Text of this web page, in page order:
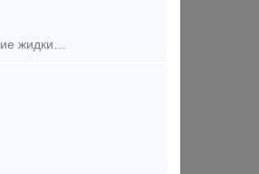
Предлагаем Вам Железнодорожные цистерны Область применения в различных сферах: - хранение жидких удобрений - хранение различных нефтепродуктов - хранение воды - использование как пожарные рез